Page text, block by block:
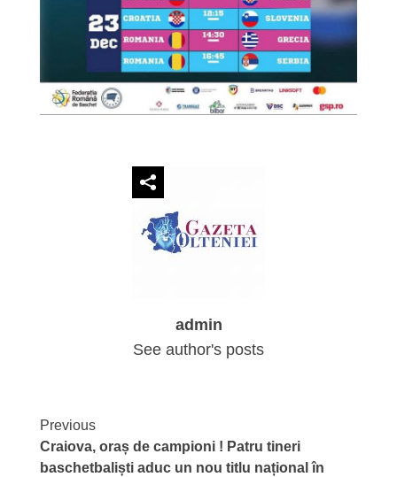
admin
See author's posts
Continue
Reading
Previous
Craiova, oraș de campioni ! Patru tineri
baschetbaliști aduc un nou titlu național în